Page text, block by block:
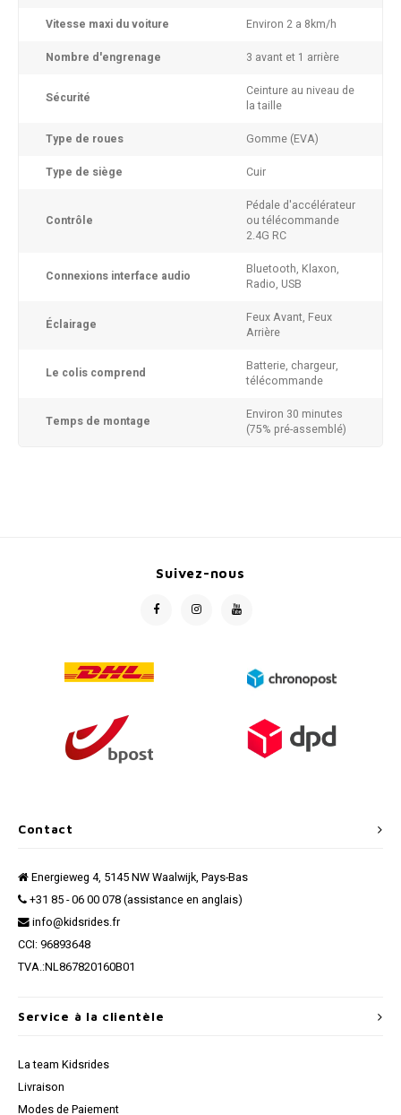
Vitesse maxi du voiture Environ 2 a 8km/h
Nombre d'engrenage 3 avant et 1 arrière
Sécurité
Ceinture au niveau de
la taille
Type de roues Gomme (EVA)
Type de siège Cuir
Contrôle
Pédale d'accélérateur
ou télécommande
2.4G RC
Connexions interface audio
Bluetooth, Klaxon,
Radio, USB
Éclairage
Feux Avant, Feux
Arrière
Le colis comprend
Batterie, chargeur,
télécommande
Temps de montage
Environ 30 minutes
(75% pré-assemblé)
Contact
Energieweg 4, 5145 NW Waalwijk, Pays-Bas
+31 85 - 06 00 078 (assistance en anglais)
info@kidsrides.fr
CCI: 96893648
TVA.:NL867820160B01
Suivez-nous
Service à la clientèle
La team Kidsrides
Livraison
Modes de Paiement